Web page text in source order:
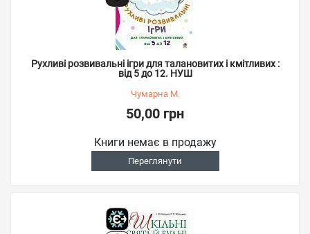
Рухливі розвивальні ігри для талановитих і кмітливих :
від 5 до 12. НУШ
Чумарна М.
50,00 грн
Книги немає в продажу
Переглянути